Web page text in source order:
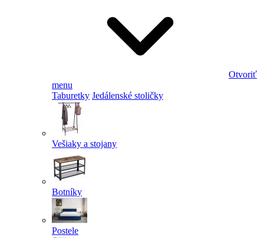
Otvoriť
menu
Taburetky Jedálenské stoličky
Vešiaky a stojany
Botníky
Postele